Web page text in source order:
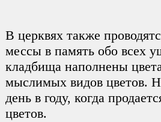
В церквях также
мессы в память обо всех
кладбища наполнены
мыслимых видов цветов.
день в году, когда
цветов.